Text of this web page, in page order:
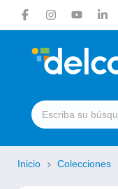
Inicio Colecciones